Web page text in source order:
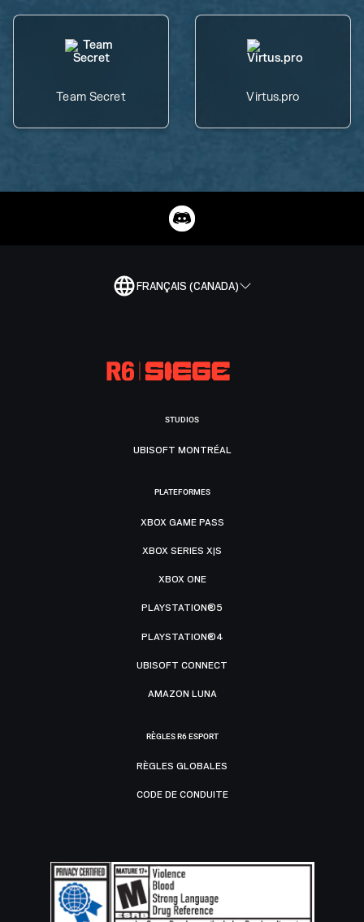
Team Secret Virtus.pro
FRANÇAIS (CANADA)
STUDIOS
UBISOFT MONTRÉAL
PLATEFORMES
XBOX GAME PASS
XBOX SERIES X|S
XBOX ONE
PLAYSTATION®5
PLAYSTATION®4
UBISOFT CONNECT
AMAZON LUNA
RÈGLES R6 ESPORT
RÈGLES GLOBALES
CODE DE CONDUITE